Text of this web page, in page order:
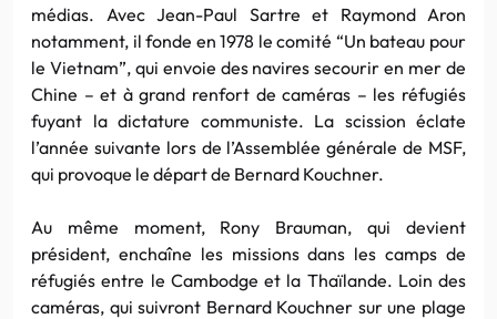
médias. Avec Jean-Paul Sartre et Raymond Aron
notamment, il fonde en 1978 le comité “Un bateau pour
le Vietnam”, qui envoie des navires secourir en mer de
Chine – et à grand renfort de caméras – les réfugiés
fuyant la dictature communiste. La scission éclate
l’année suivante lors de l’Assemblée générale de MSF,
qui provoque le départ de Bernard Kouchner.
Au même moment, Rony Brauman, qui devient
président, enchaîne les missions dans les camps de
réfugiés entre le Cambodge et la Thaïlande. Loin des
caméras, qui suivront Bernard Kouchner sur une plage